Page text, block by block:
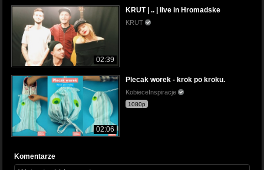
02:39
KRUT | .. | live in Hromadske
KRUT
02:06
Plecak worek - krok po kroku.
KobieceInspiracje
1080p
Komentarze